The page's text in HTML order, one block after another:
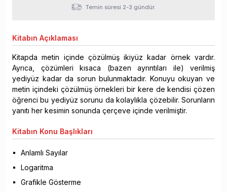
Temin süresi 2-3 gündür.
Kitabın Açıklaması
Kitapda metin içinde çözülmüş ikiyüz kadar örnek vardır.
Ayrıca, çözümleri kısaca (bazen ayrıntıları ile) verilmiş
yediyüz kadar da sorun bulunmaktadır. Konuyu okuyan ve
metin içindeki çözülmüş örnekleri bir kere de kendisi çözen
öğrenci bu yediyüz sorunu da kolaylıkla çözebilir. Sorunların
yanıtı her kesimin sonunda çerçeve içinde verilmiştir.
Kitabın Konu Başlıkları
Anlamlı Sayılar
Logaritma
Grafikle Gösterme